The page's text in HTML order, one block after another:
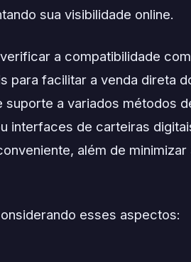
sua visibilidade online.
a compatibilidade
para facilitar a venda direta
a variados métodos
interfaces de carteiras
além de minimizar
esses aspectos: